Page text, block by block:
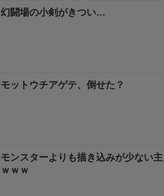
幻闘場の小剣がきつい…
モットウチアゲテ、倒せた？
モンスターよりも描き込みが少ない主
ｗｗ